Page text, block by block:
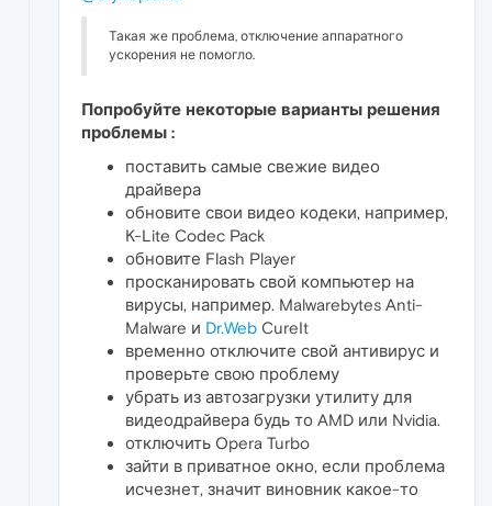
Такая же проблема, отключение аппаратного
ускорения не помогло.
Попробуйте некоторые варианты решения
проблемы :
поставить самые свежие видео
драйвера
обновите свои видео кодеки, например,
K-Lite Codec Pack
обновите Flash Player
просканировать свой компьютер на
вирусы, например. Malwarebytes Anti-
Malware и Dr.Web CureIt
временно отключите свой антивирус и
проверьте свою проблему
убрать из автозагрузки утилиту для
видеодрайвера будь то AMD или Nvidia.
отключить Opera Turbo
зайти в приватное окно, если проблема
исчезнет, значит виновник какое-то